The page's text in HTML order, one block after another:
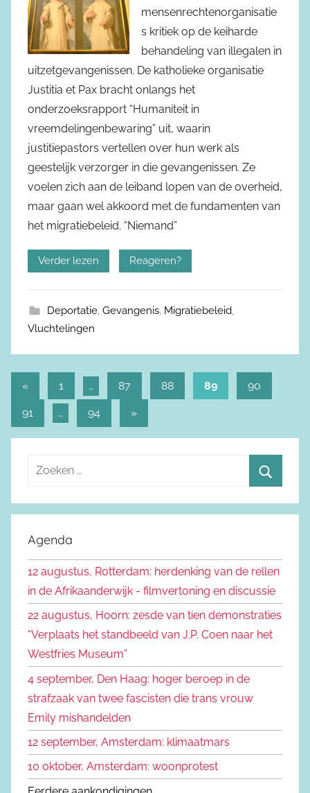
mensenrechtenorganisatie
s kritiek op de keiharde
behandeling van illegalen in
uitzetgevangenissen. De katholieke organisatie
Justitia et Pax bracht onlangs het
onderzoeksrapport “Humaniteit in
vreemdelingenbewaring” uit, waarin
justitiepastors vertellen over hun werk als
geestelijk verzorger in die gevangenissen. Ze
voelen zich aan de leiband lopen van de overheid,
maar gaan wel akkoord met de fundamenten van
het migratiebeleid. “Niemand”
Verder lezen Reageren?
Deportatie, Gevangenis, Migratiebeleid,
Vluchtelingen
Berichtnavigatie
« Vorige
berichten
1 … 87 88 89 90
91 … 94
Volgende
»
e
e
n
a
:
o
e
n
Agenda
12 augustus, Rotterdam: herdenking van de rellen
in de Afrikaanderwijk - filmvertoning en discussie
22 augustus, Hoorn: zesde van tien demonstraties
“Verplaats het standbeeld van J.P. Coen naar het
Westfries Museum”
4 september, Den Haag: hoger beroep in de
strafzaak van twee fascisten die trans vrouw
Emily mishandelden
12 september, Amsterdam: klimaatmars
10 oktober, Amsterdam: woonprotest